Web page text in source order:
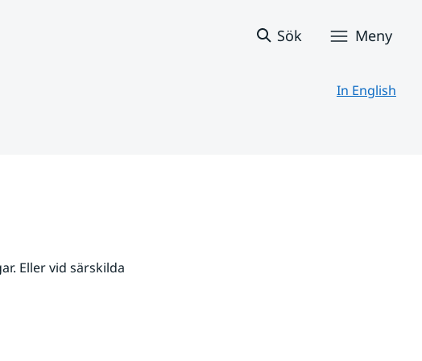
Sök Meny
In English
Eller vid särskilda